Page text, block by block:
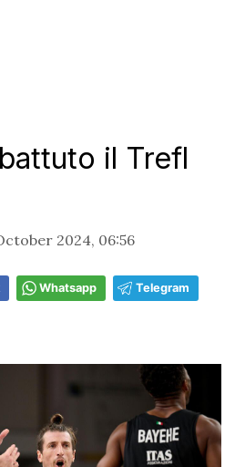
il Trefl
2024, 06:56
Whatsapp Telegram